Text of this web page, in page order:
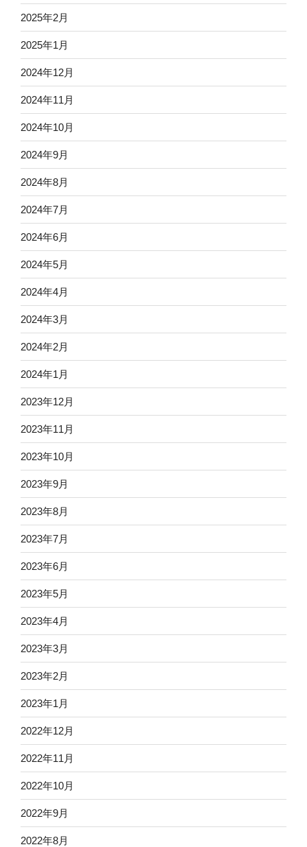
2025年2月
2025年1月
2024年12月
2024年11月
2024年10月
2024年9月
2024年8月
2024年7月
2024年6月
2024年5月
2024年4月
2024年3月
2024年2月
2024年1月
2023年12月
2023年11月
2023年10月
2023年9月
2023年8月
2023年7月
2023年6月
2023年5月
2023年4月
2023年3月
2023年2月
2023年1月
2022年12月
2022年11月
2022年10月
2022年9月
2022年8月